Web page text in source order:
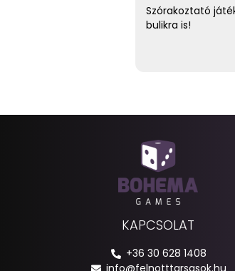
Szórakoztató
bulikra is!
KAPCSOLAT
+36 30 628 1408